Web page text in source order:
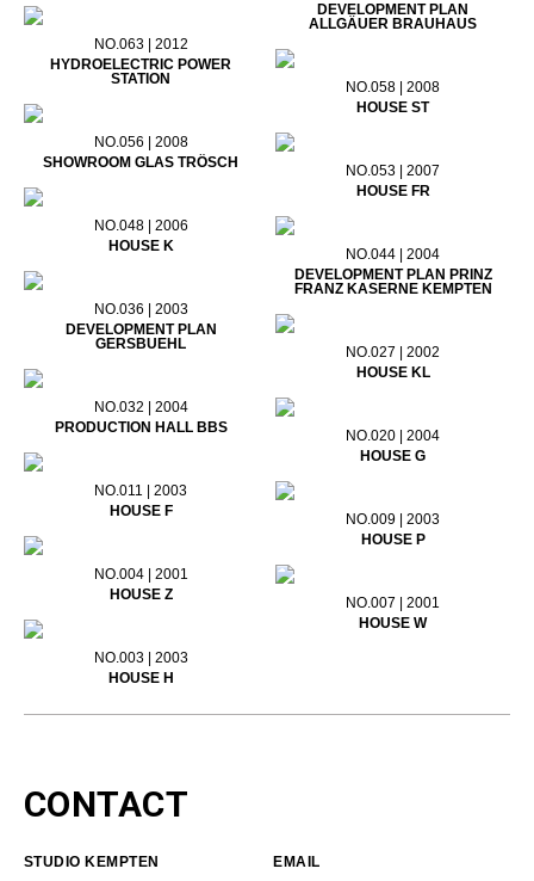
DEVELOPMENT PLAN
ALLGÄUER BRAUHAUS
NO.063 | 2012
HYDROELECTRIC POWER
STATION
NO.058 | 2008
HOUSE ST
NO.056 | 2008
SHOWROOM GLAS TRÖSCH
NO.053 | 2007
HOUSE FR
NO.048 | 2006
HOUSE K
NO.044 | 2004
DEVELOPMENT PLAN PRINZ
FRANZ KASERNE KEMPTEN
NO.036 | 2003
DEVELOPMENT PLAN
GERSBUEHL
NO.027 | 2002
HOUSE KL
NO.032 | 2004
PRODUCTION HALL BBS
NO.020 | 2004
HOUSE G
NO.011 | 2003
HOUSE F
NO.009 | 2003
HOUSE P
NO.004 | 2001
HOUSE Z
NO.007 | 2001
HOUSE W
NO.003 | 2003
HOUSE H
CONTACT
STUDIO KEMPTEN EMAIL